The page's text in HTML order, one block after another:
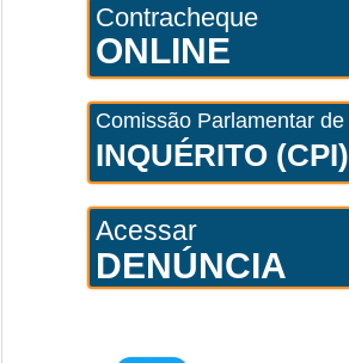
Contracheque
ONLINE
Comissão Parlamentar de
INQUÉRITO (CPI)
Acessar
DENÚNCIA